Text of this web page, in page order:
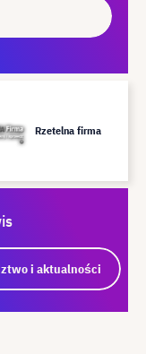
Rzetelna firma
i aktualności